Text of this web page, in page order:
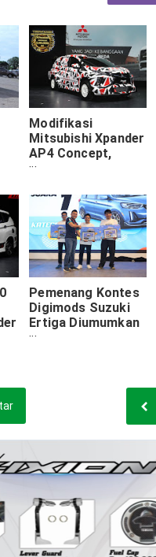
Modifikasi
Mitsubishi Xpander
AP4 Concept,
Tampilan Ekstrim
Pemenang Kontes
Digimods Suzuki
Ertiga Diumumkan
di IIMS 2019